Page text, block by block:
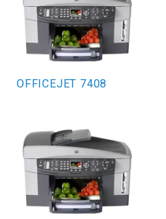
OFFICEJET 7408